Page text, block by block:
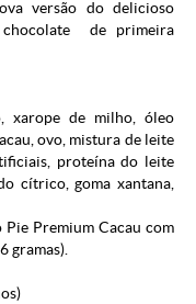
versão do delicioso
chocolate de primeira
xarope de milho, óleo
ovo, mistura de leite
proteína do leite
cítrico, goma xantana,
Pie Premium Cacau com
gramas).
)